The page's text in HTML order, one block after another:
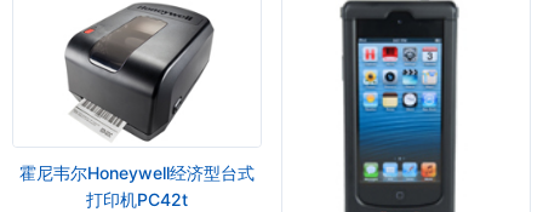
霍尼韦尔Honeywell经济型台式
打印机PC42t